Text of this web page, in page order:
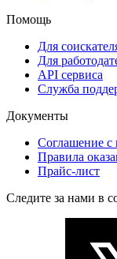
Помощь
Для
Для
API сервиса
Служба
Документы
Соглашение с
Правила
Прайс-лист
Следите за нами в